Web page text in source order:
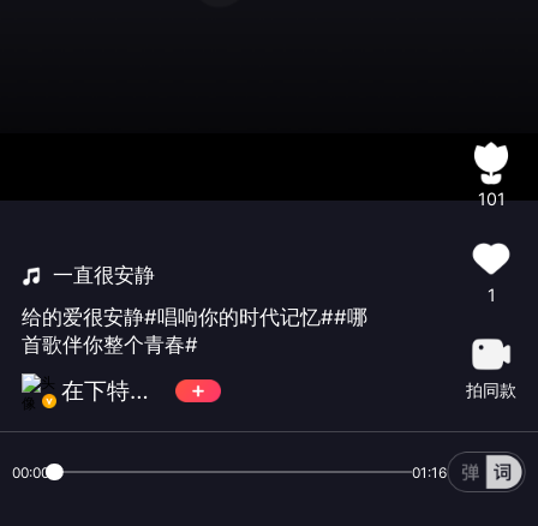
一直很安静
给的爱很安静#唱响你的时代记忆##哪
首歌伴你整个青春#
在下特特TE
101
1
拍同款
00:00 01:16